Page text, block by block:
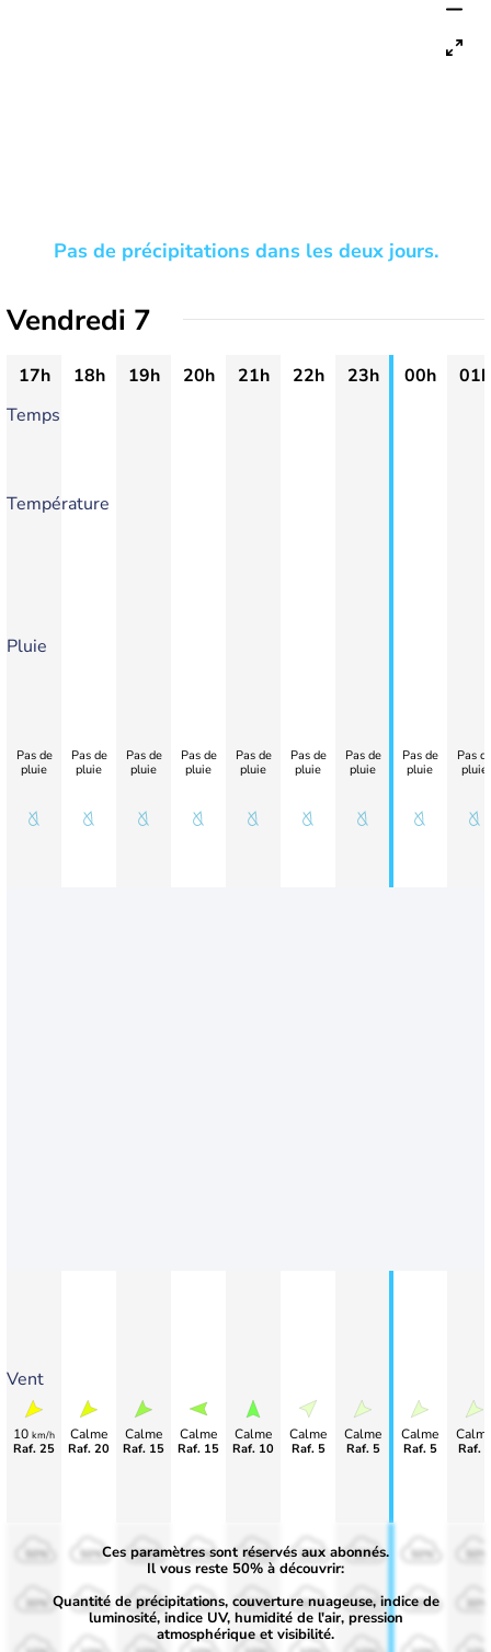
Pas de précipitations dans les deux jours.
Vendredi 7
17h 18h 19h 20h 21h 22h 23h 00h
01h
Temps
Température
Pluie
Vent
Pas de
pluie
10 km/h
Raf. 25
Pas de
pluie
Calme
Raf. 20
Pas de
pluie
Calme
Raf. 15
Pas de
pluie
Calme
Raf. 15
Pas de
pluie
Calme
Raf. 10
Pas de
pluie
Calme
Raf. 5
Pas de
pluie
Calme
Raf. 5
Pas de
pluie
Calme
Raf. 5
Pas
pluie
Raf. 5
50%
30%
50%
30%
50%
30%
50%
30%
50%
30%
50%
30%
50%
30%
Ces paramètres sont réservés aux abonnés.
Il vous reste 50% à découvrir:
Quantité de précipitations, couverture nuageuse, indice de
luminosité, indice UV, humidité de l'air, pression
atmosphérique et visibilité.